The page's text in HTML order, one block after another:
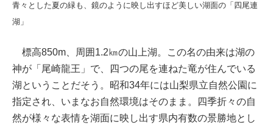
青々とした夏の緑も、鏡のように映し出すほど美しい湖面の「四尾連
湖」
標高850m、周囲1.2㎞の山上湖。この名の由来は湖の
神が「尾崎龍王」で、四つの尾を連ねた竜が住んでいる
湖ということだそう。昭和34年には山梨県立自然公園に
指定され、いまなお自然環境はそのまま。四季折々の自
然が様々な表情を湖面に映し出す県内有数の景勝地とし